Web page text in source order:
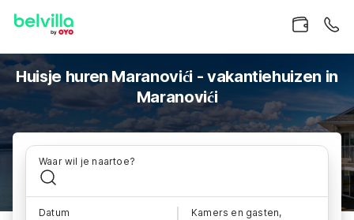
Huisje huren Maranovići - vakantiehuizen in
Maranovići
Waar wil je naartoe?
Datum Kamers en gasten,